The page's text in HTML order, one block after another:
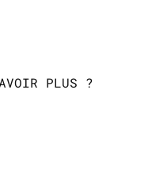
PLUS ?